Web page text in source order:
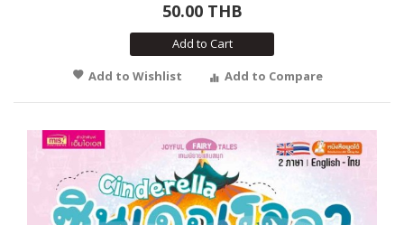
50.00 THB
Add to Cart
Add to Wishlist
Add to Compare